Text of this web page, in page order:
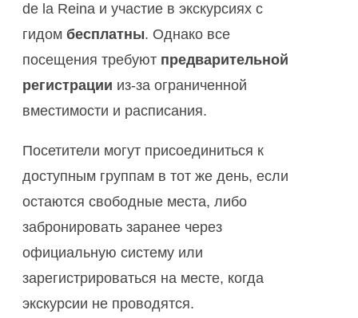
de la Reina и участие в экскурсиях с
гидом бесплатны. Однако все
посещения требуют предварительной
регистрации из-за ограниченной
вместимости и расписания.
Посетители могут присоединиться к
доступным группам в тот же день, если
остаются свободные места, либо
забронировать заранее через
официальную систему или
зарегистрироваться на месте, когда
экскурсии не проводятся.